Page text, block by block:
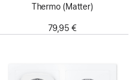
Thermo (Matter)
79,95 €